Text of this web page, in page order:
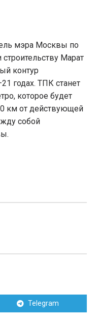
мэра Москвы по
строительству Марат
контур
годах. ТПК станет
которое будет
км от действующей
собой
Telegram